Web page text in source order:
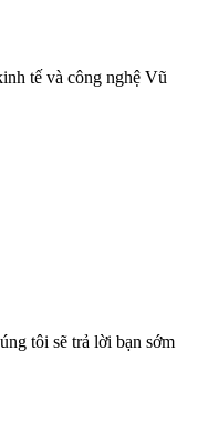
tế và công nghệ Vũ
tôi sẽ trả lời bạn sớm